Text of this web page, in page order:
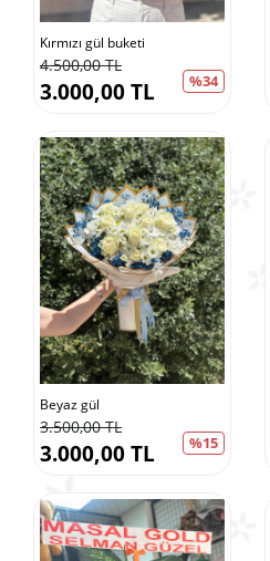
Kırmızı gül buketi
4.500,00 TL
%34
3.000,00 TL
Beyaz gül
3.500,00 TL
%15
3.000,00 TL